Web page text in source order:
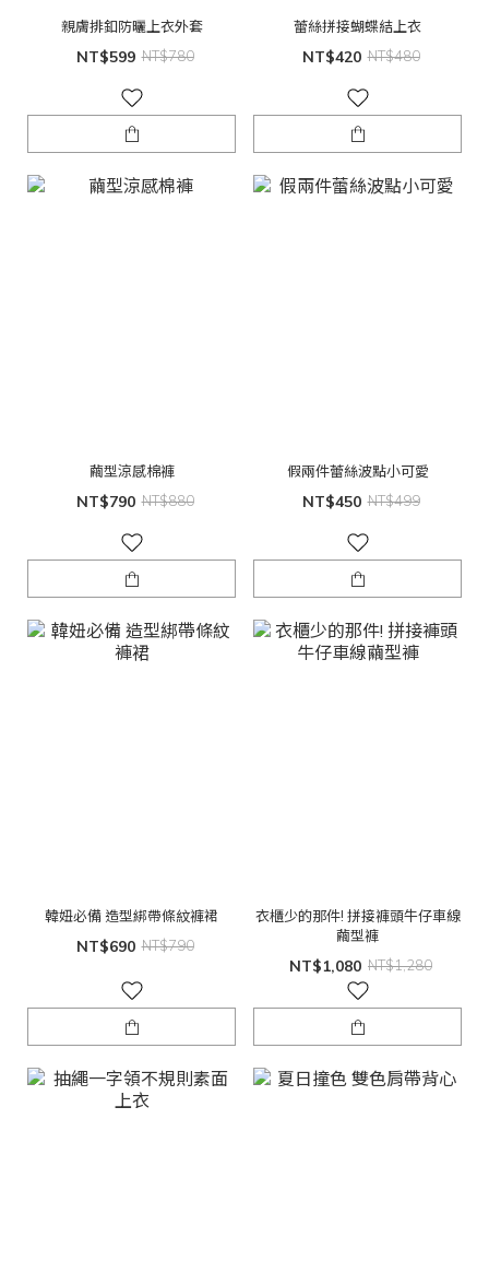
親膚排釦防曬上衣外套
NT$599 NT$780
蕾絲拼接蝴蝶結上衣
NT$420 NT$480
繭型涼感棉褲
NT$790 NT$880
假兩件蕾絲波點小可愛
NT$450 NT$499
韓妞必備 造型綁帶條紋褲裙
NT$690 NT$790
衣櫃少的那件! 拼接褲頭牛仔車線
繭型褲
NT$1,080 NT$1,280